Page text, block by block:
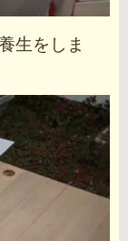
生をしま